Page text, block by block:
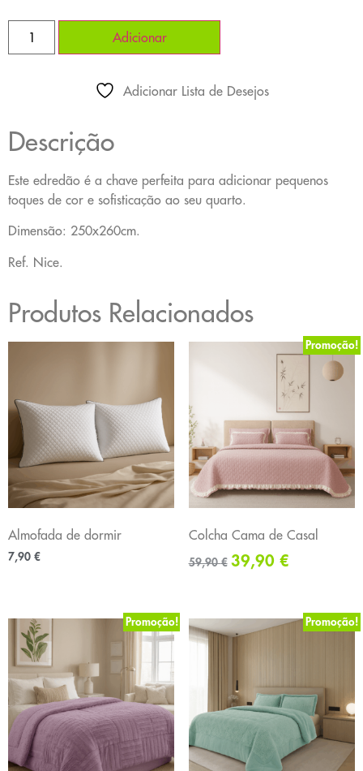
Adicionar
Adicionar Lista de Desejos
Descrição
Este edredão é a chave perfeita para adicionar pequenos
toques de cor e sofisticação ao seu quarto.
Dimensão: 250x260cm.
Ref. Nice.
Produtos Relacionados
Almofada de dormir
7,90 €
Promoção!
Colcha Cama de Casal
59,90€ 39,90 €
Promoção! Promoção!